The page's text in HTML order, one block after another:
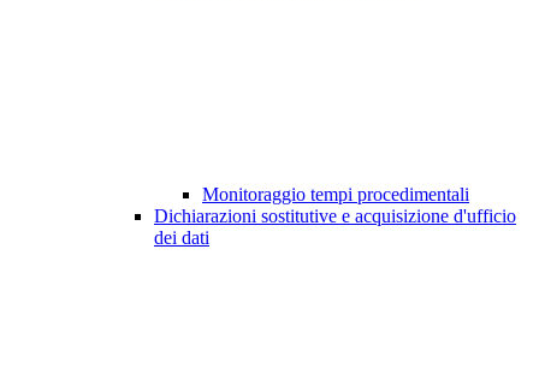
Monitoraggio tempi procedimentali
Dichiarazioni sostitutive e acquisizione d'ufficio
dei dati